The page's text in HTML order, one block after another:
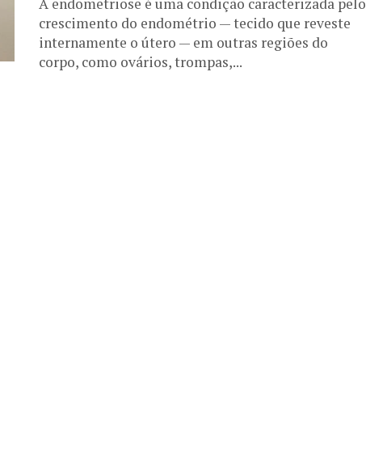
A endometriose é uma condição caracterizada pelo
crescimento do endométrio — tecido que reveste
internamente o útero — em outras regiões do
corpo, como ovários, trompas,...